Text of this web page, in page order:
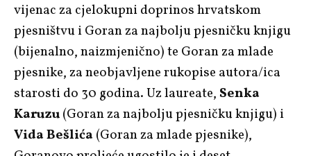
vijenac za cjelokupni doprinos hrvatskom
pjesništvu i Goran za najbolju pjesničku knjigu
(bijenalno, naizmjenično) te Goran za mlade
pjesnike, za neobjavljene rukopise autora/ica
starosti do 30 godina. Uz laureate,Senka
Karuzu(Goran za najbolju pjesničku knjigu) i
Vida Bešlića(Goran za mlade pjesnike),